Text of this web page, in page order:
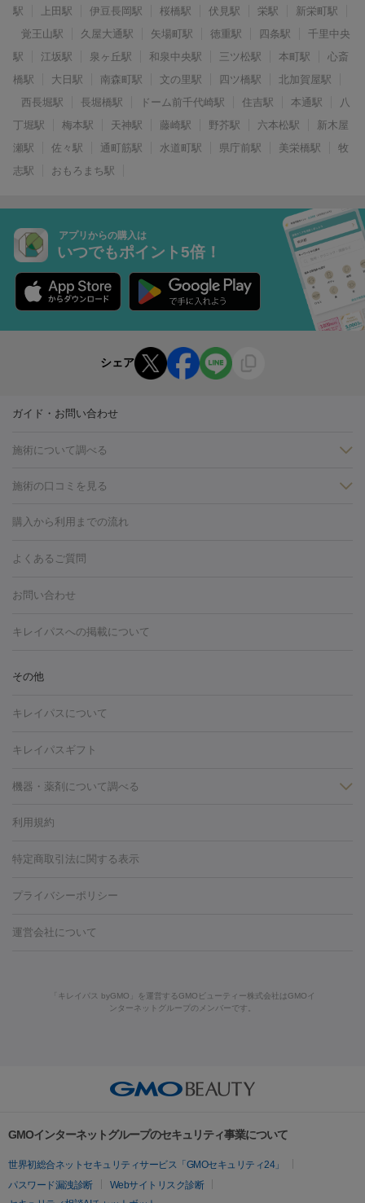
駅
上田駅 伊豆長岡駅 桜橋駅 伏見駅 栄駅
新栄町駅
覚王山駅
久屋大通駅 矢場町駅 徳重駅 四条駅
千里中央
駅
江坂駅 泉ヶ丘駅 和泉中央駅 三ツ松駅 本町駅
心斎
橋駅
大日駅 南森町駅 文の里駅 四ツ橋駅
北加賀屋駅
西長堀駅
長堀橋駅 ドーム前千代崎駅 住吉駅 本通駅
八
丁堀駅
梅本駅 天神駅 藤崎駅 野芥駅 六本松駅
新木屋
瀬駅
佐々駅 通町筋駅 水道町駅 県庁前駅 美栄橋駅
牧
志駅
おもろまち駅
アプリからの購入は
いつでもポイント5倍！
シェア
ガイド・お問い合わせ
施術について調べる
美白
グ
フォトシルクプラス
しわ・たるみ
光注射
ン
ハイドラフェイシャル
美
HIFU（ハイフ）
脂肪溶解注射
BNLS・BNLS neo カベリン
輪郭注射（MLM）
ケミカルピーリング
マッサージピール
疲労回復・健康
プラセンタ注射
にんにく注射
施術の口コミを見る
フォトフェイシャルM22
HIFU（ハイフ）
トーニング
ハイドラフェイシャル
冷却
リ・美肌）
光治療（フォトフェイシャルなど）
（胸）
ほくろ・いぼ切除
ンケア
ホワイトニング
ー治療（しみ・くすみ）
ーザー治療（毛穴・ニキビ跡）
ーザー治療（黒ずみ）
医療脱毛（指）
ダイエット点滴・ ダイエ
レーザーピーリング
レーザー治療（しみスポット照
医療脱毛（ヒゲ） ポテンツァ トラネキサム酸
ハイドラジェントル
ルメッカ ジェネシス リジュラン
オンダリフト
ジュベルック
購入から利用までの流れ
よくあるご質問
お問い合わせ
キレイパスへの掲載について
その他
キレイパスについて
キレイパスギフト
機器・薬剤について調べる
薬剤
ダーゼ
サリチル酸マクロゴールピーリング
養上清液
機器
ラフォーマー（ウルトラフォーマーⅢ）
サーマクール
イントラ
ツァ）
利用規約
特定商取引法に関する表示
プライバシーポリシー
運営会社について
「キレイパス byGMO」を運営するGMOビューティー株式会社はGMOイ
ンターネットグループのメンバーです。
GMOインターネットグループのセキュリティ事業について
世界初総合ネットセキュリティサービス「GMOセキュリティ24」
パスワード漏洩診断
Webサイトリスク診断